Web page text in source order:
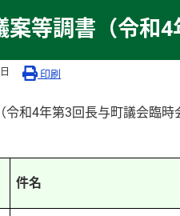
等調書（令和4
印刷
和4年第3回長与町議会臨時
件名